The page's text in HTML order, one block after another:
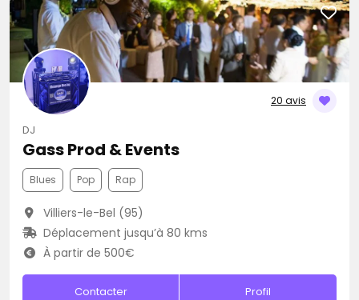
20 avis
DJ
Gass Prod & Events
Blues Pop Rap
Villiers-le-Bel (95)
Déplacement jusqu’à 80 kms
À partir de 500€
Contacter Profil